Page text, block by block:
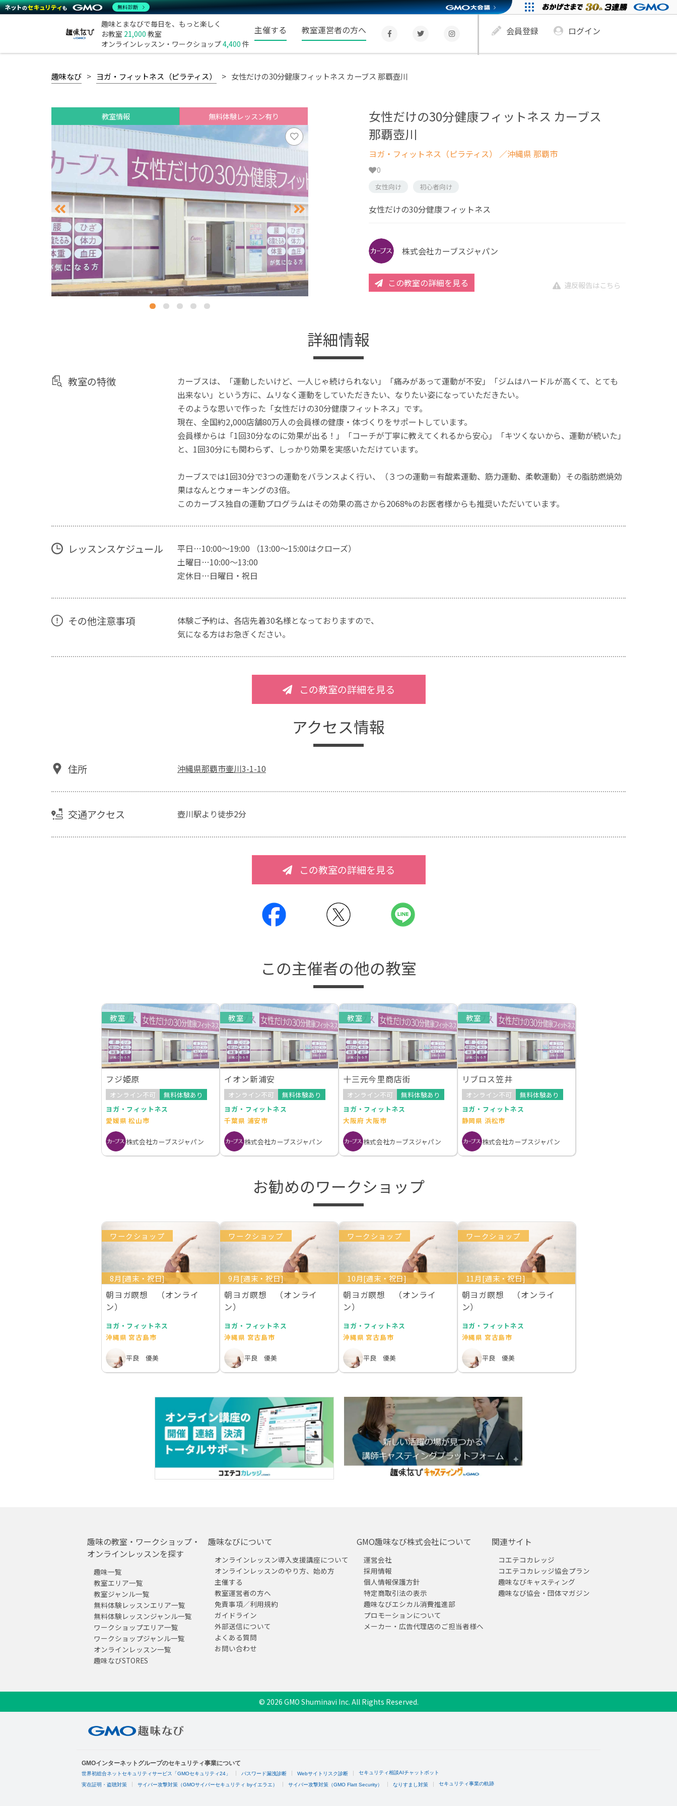
趣味とまなびで毎日を、もっと楽しく
お教室 21,000 教室
オンラインレッスン・ワークショップ4,400 件
主催する 教室運営者の方へ 会員登録 ログイン
趣味なび ヨガ・フィットネス（ピラティス） 女性だけの30分健康フィットネス カーブス 那覇壺川
教室情報 無料体験レッスン有り
女性だけの30分健康フィットネス カーブス
那覇壺川
ヨガ・フィットネス（ピラティス） ／沖縄県 那覇市
0
女性向け 初心者向け
女性だけの30分健康フィットネス
株式会社カーブスジャパン
この教室の詳細を見る 違反報告はこちら
詳細情報
教室の特徴
カーブスは、「運動したいけど、一人じゃ続けられない」「痛みがあって運動が不安」「ジムはハードルが高くて、とても
出来ない」という方に、ムリなく運動をしていただきたい、なりたい姿になっていただきたい。
そのような思いで作った「女性だけの30分健康フィットネス」です。
現在、全国約2,000店舗80万人の会員様の健康・体づくりをサポートしています。
会員様からは「1回30分なのに効果が出る！」「コーチが丁寧に教えてくれるから安心」「キツくないから、運動が続いた」
と、1回30分にも関わらず、しっかり効果を実感いただけています。
カーブスでは1回30分で3つの運動をバランスよく行い、（３つの運動＝有酸素運動、筋力運動、柔軟運動）その脂肪燃焼効
果はなんとウォーキングの3倍。
このカーブス独自の運動プログラムはその効果の高さから2068%のお医者様からも推奨いただいています。
レッスンスケジュール
平日…10:00～19:00 （13:00～15:00はクローズ）
土曜日…10:00～13:00
定休日…日曜日・祝日
その他注意事項
体験ご予約は、各店先着30名様となっておりますので、
気になる方はお急ぎください。
この教室の詳細を見る
アクセス情報
住所 沖縄県那覇市壷川3-1-10
交通アクセス 壺川駅より徒歩2分
この教室の詳細を見る
この主催者の他の教室
教室
フジ姫原
オンライン不可
無料体験あり
ヨガ・フィットネス
愛媛県 松山市
株式会社カーブスジャパン
教室
イオン新浦安
オンライン不可
無料体験あり
ヨガ・フィットネス
千葉県 浦安市
株式会社カーブスジャパン
教室
十三元今里商店街
オンライン不可
無料体験あり
ヨガ・フィットネス
大阪府 大阪市
株式会社カーブスジャパン
教室
リブロス笠井
オンライン不可
無料体験あり
ヨガ・フィットネス
静岡県 浜松市
株式会社カーブスジャパン
お勧めのワークショップ
ワークショップ
8月[週末・祝日]
朝ヨガ瞑想 （オンライ
ン）
ヨガ・フィットネス
沖縄県 宮古島市
平良 優美
ワークショップ
9月[週末・祝日]
朝ヨガ瞑想 （オンライ
ン）
ヨガ・フィットネス
沖縄県 宮古島市
平良 優美
ワークショップ
10月[週末・祝日]
朝ヨガ瞑想 （オンライ
ン）
ヨガ・フィットネス
沖縄県 宮古島市
平良 優美
ワークショップ
11月[週末・祝日]
朝ヨガ瞑想 （オンライ
ン）
ヨガ・フィットネス
沖縄県 宮古島市
平良 優美
趣味の教室・ワークショップ・
オンラインレッスンを探す
趣味一覧
教室エリア一覧
教室ジャンル一覧
無料体験レッスンエリア一覧
無料体験レッスンジャンル一覧
ワークショップエリア一覧
ワークショップジャンル一覧
オンラインレッスン一覧
趣味なびSTORES
趣味なびについて
オンラインレッスン導入支援講座について
オンラインレッスンのやり方、始め方
主催する
教室運営者の方へ
免責事項／利用規約
ガイドライン
外部送信について
よくある質問
お問い合わせ
GMO趣味なび株式会社について
運営会社
採用情報
個人情報保護方針
特定商取引法の表示
趣味なびエシカル消費推進部
プロモーションについて
メーカー・広告代理店のご担当者様へ
関連サイト
コエテコカレッジ
コエテコカレッジ協会プラン
趣味なびキャスティング
趣味なび協会・団体マガジン
© 2026 GMO Shuminavi Inc. All Rights Reserved.
無料診断